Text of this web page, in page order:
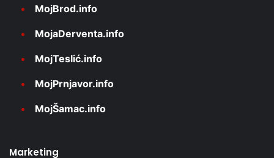
MojBrod.info
MojaDerventa.info
MojTeslić.info
MojPrnjavor.info
MojŠamac.info
Marketing